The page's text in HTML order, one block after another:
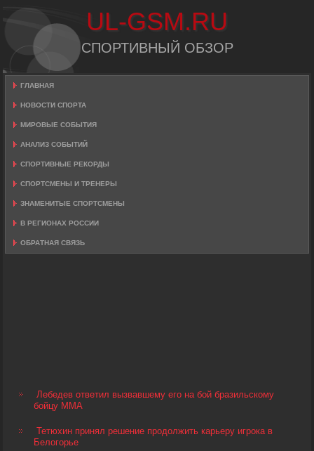
UL-GSM.RU
СПОРТИВНЫЙ ОБЗОР
ГЛАВНАЯ
НОВОСТИ СПОРТА
МИРОВЫЕ СОБЫТИЯ
АНАЛИЗ СОБЫТИЙ
СПОРТИВНЫЕ РЕКОРДЫ
СПОРТСМЕНЫ И ТРЕНЕРЫ
ЗНАМЕНИТЫЕ СПОРТСМЕНЫ
В РЕГИОНАХ РОССИИ
ОБРАТНАЯ СВЯЗЬ
Лебедев ответил вызвавшему его на бой бразильскому
бойцу ММА
Тетюхин принял решение продолжить карьеру игрока в
Белогорье